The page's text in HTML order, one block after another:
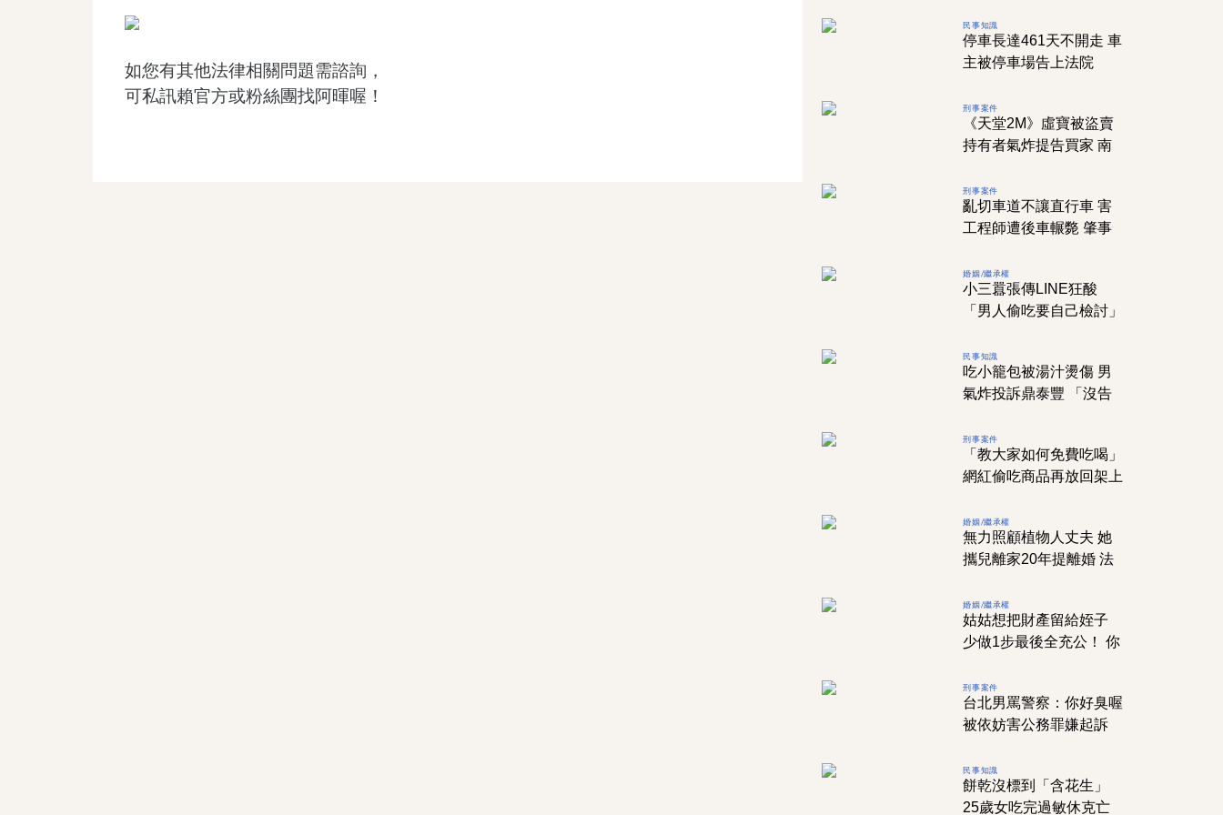
如您有其他法律相關問題需諮詢，
可私訊賴官方或粉絲團找阿暉喔！
民事知識
停車長達461天不開走 車
主被停車場告上法院
刑事案件
《天堂2M》虛寶被盜賣
持有者氣炸提告買家 南
刑事案件
亂切車道不讓直行車 害
工程師遭後車輾斃 肇事
婚姻/繼承權
小三囂張傳LINE狂酸
「男人偷吃要自己檢討」
民事知識
吃小籠包被湯汁燙傷 男
氣炸投訴鼎泰豐 「沒告
刑事案件
「教大家如何免費吃喝」
網紅偷吃商品再放回架上
婚姻/繼承權
無力照顧植物人丈夫 她
攜兒離家20年提離婚 法
婚姻/繼承權
姑姑想把財產留給姪子
少做1步最後全充公！ 你
刑事案件
台北男罵警察：你好臭喔
被依妨害公務罪嫌起訴
民事知識
餅乾沒標到「含花生」
25歲女吃完過敏休克亡